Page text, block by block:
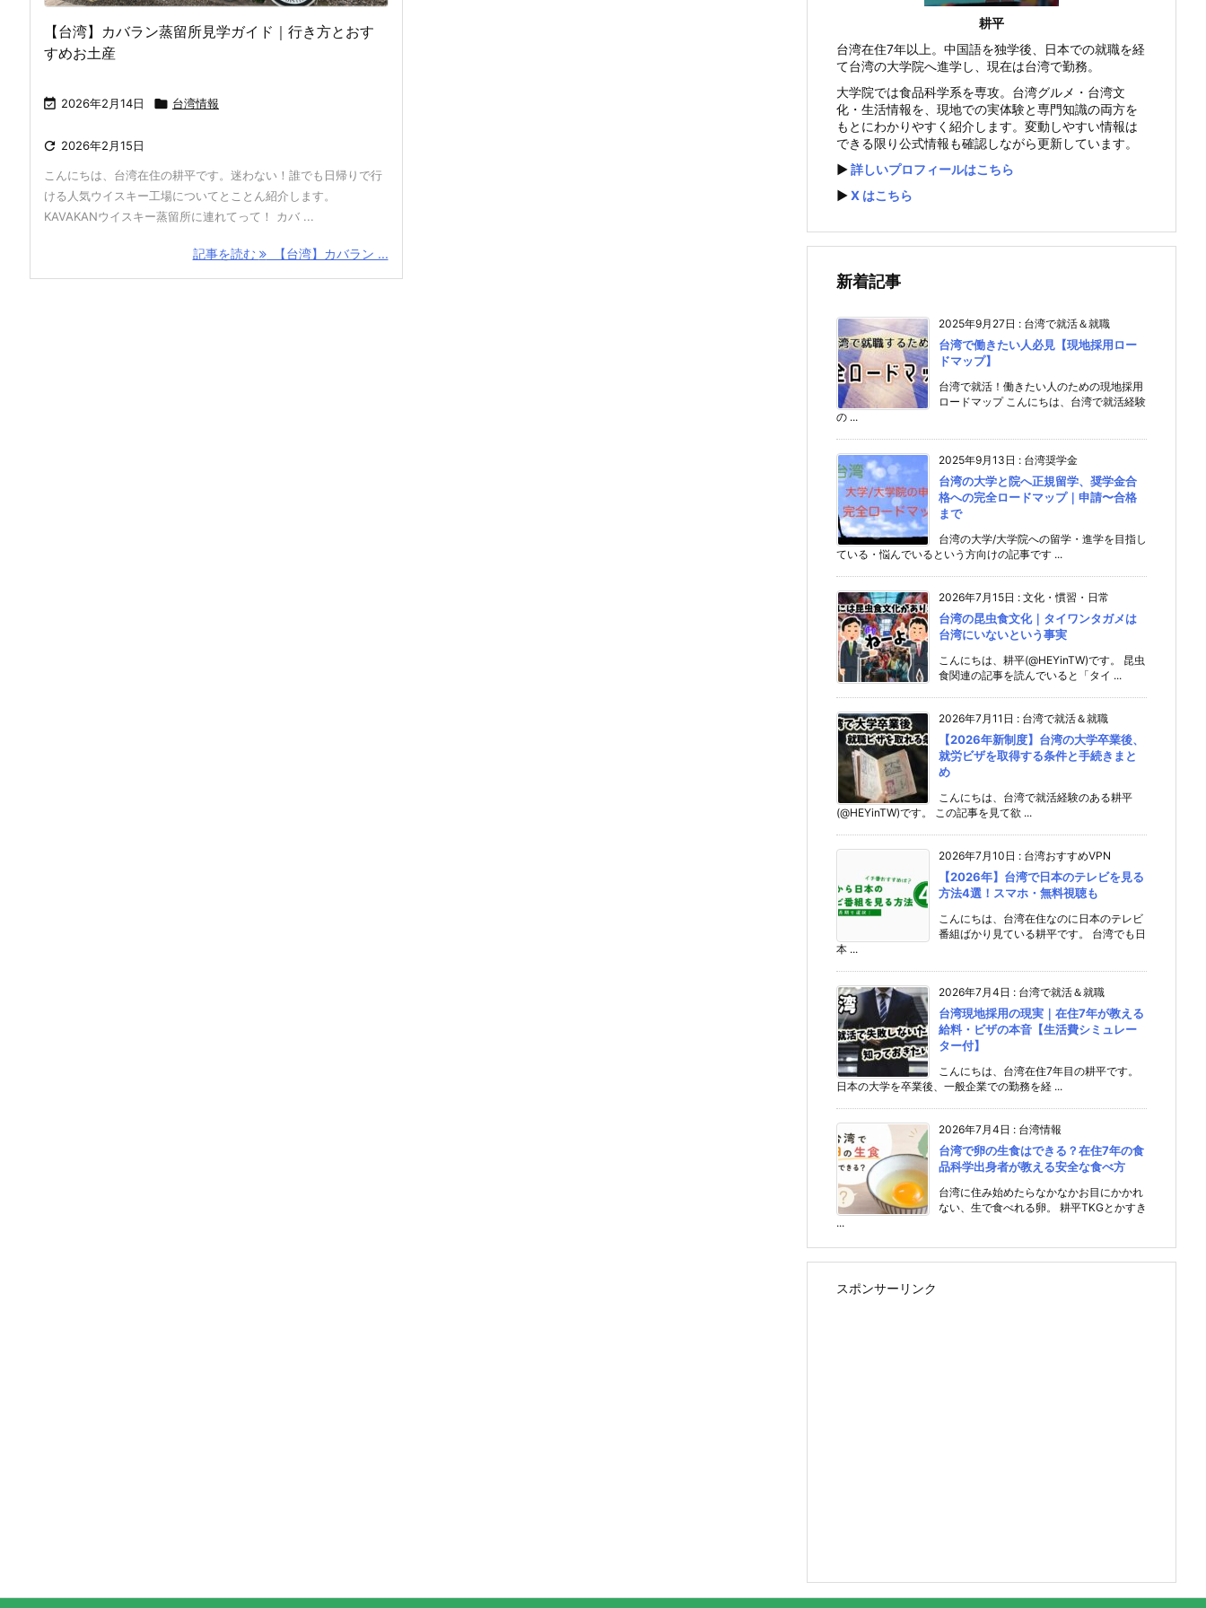
【台湾】カバラン蒸留所見学ガイド｜行き方とおす
すめお土産
 2026年2月14日  台湾情報
 2026年2月15日
こんにちは、台湾在住の耕平です。迷わない！誰でも日帰りで行
ける人気ウイスキー工場についてとことん紹介します。
KAVAKANウイスキー蒸留所に連れてって！ カバ ...
記事を読む 【台湾】カバラン ...
耕平
台湾在住7年以上。中国語を独学後、日本での就職を経
て台湾の大学院へ進学し、現在は台湾で勤務。
大学院では食品科学系を専攻。台湾グルメ・台湾文
化・生活情報を、現地での実体験と専門知識の両方を
もとにわかりやすく紹介します。変動しやすい情報は
できる限り公式情報も確認しながら更新しています。
▶️詳しいプロフィールはこちら
▶️X はこちら
新着記事
2025年9月27日 : 台湾で就活＆就職
台湾で働きたい人必見【現地採用ロー
ドマップ】
台湾で就活！働きたい人のための現地採用
ロードマップ こんにちは、台湾で就活経験
の ...
2025年9月13日 : 台湾奨学金
台湾の大学と院へ正規留学、奨学金合
格への完全ロードマップ｜申請〜合格
まで
台湾の大学/大学院への留学・進学を目指し
ている・悩んでいるという方向けの記事です ...
2026年7月15日 : 文化・慣習・日常
台湾の昆虫食文化｜タイワンタガメは
台湾にいないという事実
こんにちは、耕平(@HEYinTW)です。 昆虫
食関連の記事を読んでいると「タイ ...
2026年7月11日 : 台湾で就活＆就職
【2026年新制度】台湾の大学卒業後、
就労ビザを取得する条件と手続きまと
め
こんにちは、台湾で就活経験のある耕平
(@HEYinTW)です。 この記事を見て欲 ...
2026年7月10日 : 台湾おすすめVPN
【2026年】台湾で日本のテレビを見る
方法4選！スマホ・無料視聴も
こんにちは、台湾在住なのに日本のテレビ
番組ばかり見ている耕平です。 台湾でも日
本 ...
2026年7月4日 : 台湾で就活＆就職
台湾現地採用の現実｜在住7年が教える
給料・ビザの本音【生活費シミュレー
ター付】
こんにちは、台湾在住7年目の耕平です。
日本の大学を卒業後、一般企業での勤務を経 ...
2026年7月4日 : 台湾情報
台湾で卵の生食はできる？在住7年の食
品科学出身者が教える安全な食べ方
台湾に住み始めたらなかなかお目にかかれ
ない、生で食べれる卵。 耕平TKGとかすき
...
スポンサーリンク